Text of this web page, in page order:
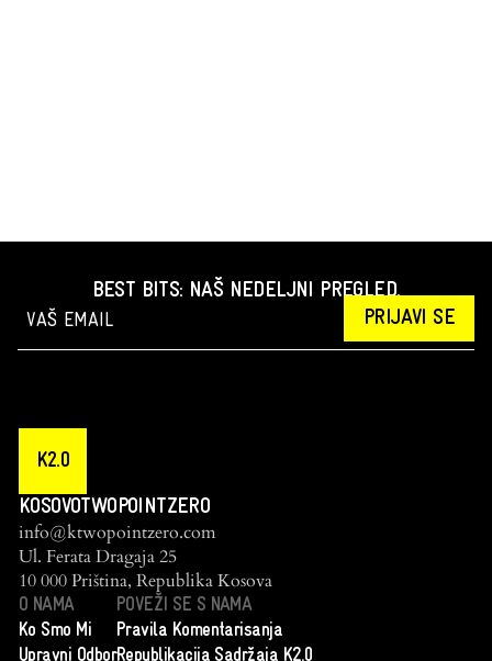
BEST BITS: NAŠ NEDELJNI PREGLED.
PRIJAVI SE
K2.0
KOSOVOTWOPOINTZERO
info@ktwopointzero.com
Ul. Ferata Dragaja 25
10 000 Priština, Republika Kosova
O NAMA
Ko Smo Mi
Upravni Odbor
POVEŽI SE S NAMA
Pravila Komentarisanja
Republikacija Sadržaja K2.0